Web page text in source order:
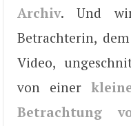
Archiv. Und
Betrachterin,
Video,
von einer
Betrachtung